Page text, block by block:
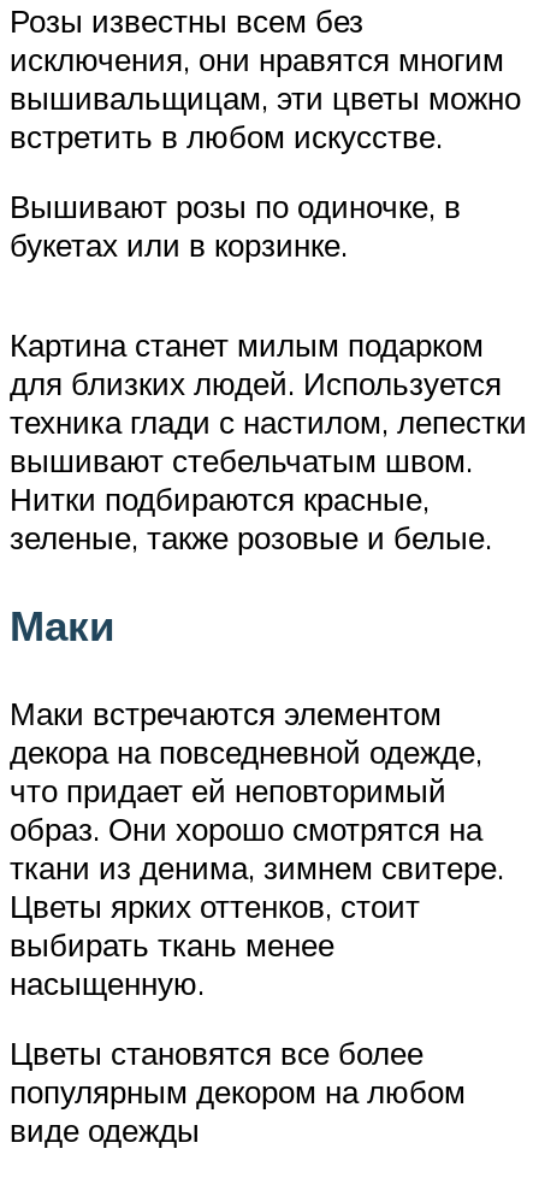
Розы известны всем без
исключения, они нравятся многим
вышивальщицам, эти цветы можно
встретить в любом искусстве.
Вышивают розы по одиночке, в
букетах или в корзинке.
Картина станет милым подарком
для близких людей. Используется
техника глади с настилом, лепестки
вышивают стебельчатым швом.
Нитки подбираются красные,
зеленые, также розовые и белые.
Маки
Маки встречаются элементом
декора на повседневной одежде,
что придает ей неповторимый
образ. Они хорошо смотрятся на
ткани из денима, зимнем свитере.
Цветы ярких оттенков, стоит
выбирать ткань менее
насыщенную.
Цветы становятся все более
популярным декором на любом
виде одежды